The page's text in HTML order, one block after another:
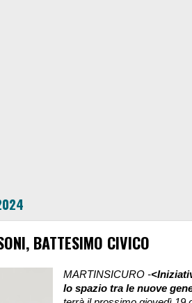
BATTESIMO CIVICO
MARTINSICURO -
lo spazio tra le nuove